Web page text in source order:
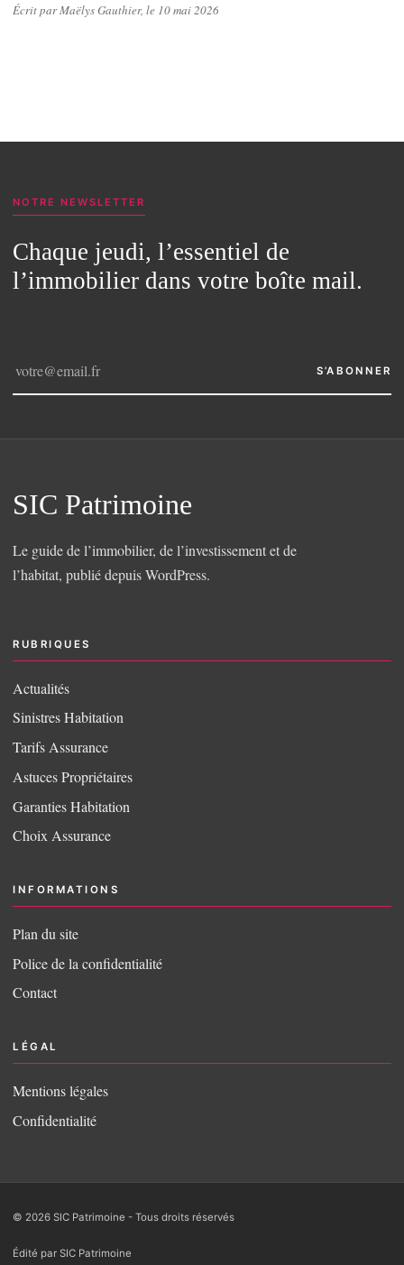
Écrit par Maëlys Gauthier, le 10 mai 2026
NOTRE NEWSLETTER
Chaque jeudi, l’essentiel de
l’immobilier dans votre boîte mail.
S’ABONNER
SIC Patrimoine
Le guide de l’immobilier, de l’investissement et de
l’habitat, publié depuis WordPress.
RUBRIQUES
Actualités
Sinistres Habitation
Tarifs Assurance
Astuces Propriétaires
Garanties Habitation
Choix Assurance
INFORMATIONS
Plan du site
Police de la confidentialité
Contact
LÉGAL
Mentions légales
Confidentialité
© 2026 SIC Patrimoine - Tous droits réservés
Édité par SIC Patrimoine